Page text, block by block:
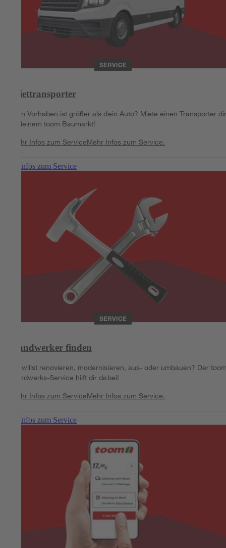
SERVICE
Miettransporter
Dein Vorhaben ist größer als dein Auto? Miete einen Transporter
in deinem toom Baumarkt!
Mehr Infos zum ServiceMehr Infos zum Service.
Mehr Infos zum Service
SERVICE
Handwerker finden
Du willst renovieren, modernisieren, aus- oder umbauen? Der
Handwerks-Service hilft dir dabei!
Mehr Infos zum ServiceMehr Infos zum Service.
Mehr Infos zum Service